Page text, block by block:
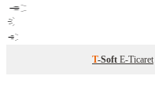
T-Soft E-Ticaret